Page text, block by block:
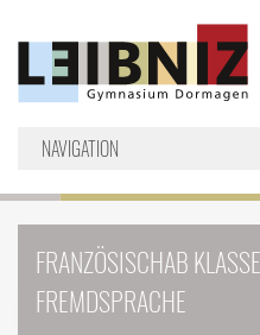
NAVIGATION
FRANZÖSISCHAB
FREMDSPRACHE